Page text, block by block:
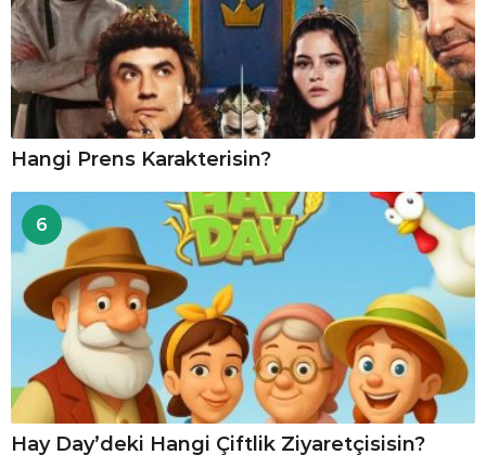
Hangi Prens Karakterisin?
6
Hay Day’deki Hangi Çiftlik Ziyaretçisisin?